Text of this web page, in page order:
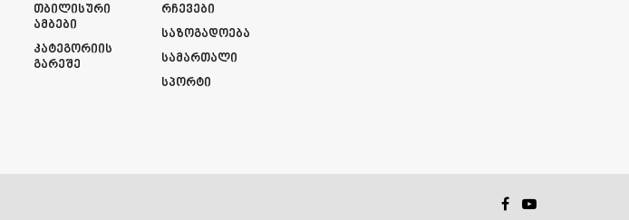
Თბილისური
Ამბები
Კატეგორიის
Გარეშე
Რჩევები
Საზოგადოება
Სამართალი
Სპორტი